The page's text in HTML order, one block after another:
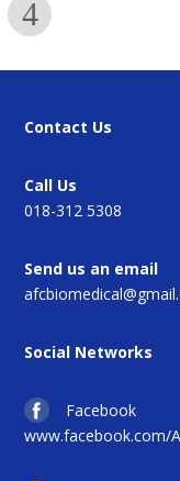
Contact Us
Call Us
018-312 5308
Send us an email
Social Networks
Facebook
www.facebook.com/